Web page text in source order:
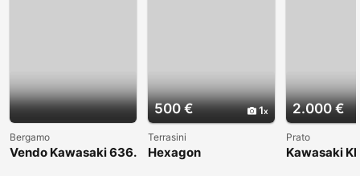
Bergamo
Vendo Kawasaki 636.
500 € 1
Terrasini
Hexagon
2.000 €
Prato
Kawasaki